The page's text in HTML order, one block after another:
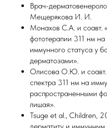
Врач-
Мещерякова И. И.
Монахов С.А. и соавт.
фототерапии 311 нм
иммунного статуса у
дерматозами».
Олисова О.Ю. и соавт.
спектра 311 нм на
распространенными
лишая».
Tsuge et al., Children,
дерматиту и иммунным